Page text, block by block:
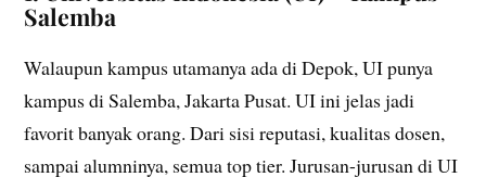
Salemba
Walaupun kampus utamanya ada di Depok, UI punya
kampus di Salemba, Jakarta Pusat. UI ini jelas jadi
favorit banyak orang. Dari sisi reputasi, kualitas dosen,
sampai alumninya, semua top tier. Jurusan-jurusan di UI